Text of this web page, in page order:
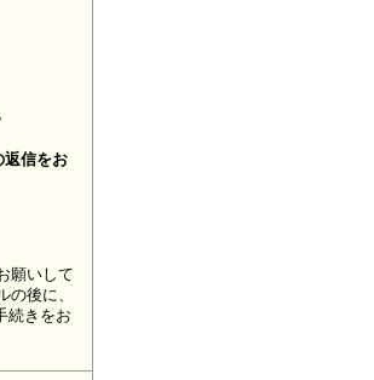
返信をお
願いして
後に、
続きをお